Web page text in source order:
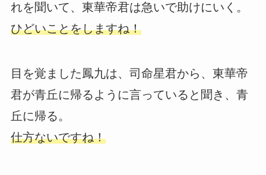
れを聞いて、東華帝君は急いで助けにいく。
ひどいことをしますね！
目を覚ました鳳九は、司命星君から、東華帝
君が青丘に帰るように言っていると聞き、青
丘に帰る。
仕方ないですね！